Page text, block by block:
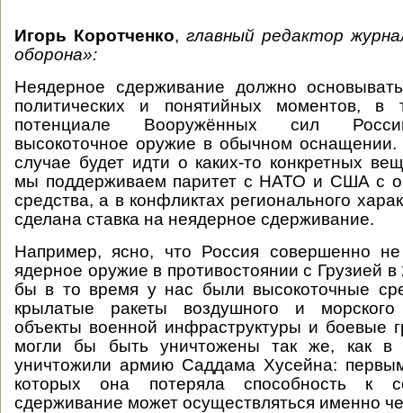
Игорь Коротченко, главный редактор
оборона»:
Неядерное сдерживание должно
политических и понятийных моментов,
потенциале Вооружённых сил
высокоточное оружие в обычном
случае будет идти о каких-то конкретных
мы поддерживаем паритет с НАТО и США с
средства, а в конфликтах регионального
сделана ставка на неядерное сдерживание.
Например, ясно, что Россия совершенно
ядерное оружие в противостоянии с Грузией
бы в то время у нас были высокоточные
крылатые ракеты воздушного и
объекты военной инфраструктуры и боевые
могли бы быть уничтожены так же, как
уничтожили армию Саддама Хусейна:
которых она потеряла способность к
сдерживание может осуществляться именно